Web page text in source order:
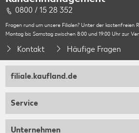
0800 / 15 28 352
Fragen rund um unsere Filialen? Unter der kostenfreien
Montag bis Samstag zwischen 8:00 und 19:00 Uhr zur
Kontakt Häufige Fragen
filiale.kaufland.de
Service
Unternehmen